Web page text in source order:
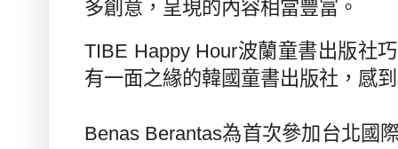
多創意，呈現的內容相當豐富。
TIBE Happy Hour波蘭童書出版社
有一面之緣的韓國童書出版社，感
Benas Berantas為首次參加台北國